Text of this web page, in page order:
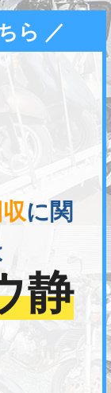
ら ／
に関
静